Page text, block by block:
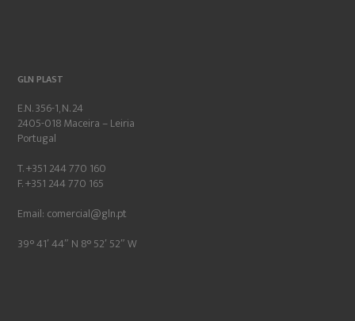
GLN PLAST
E.N. 356-1, N. 24
2405-018 Maceira – Leiria
Portugal
T. +351 244 770 160
F. +351 244 770 165
Email: comercial@gln.pt
39° 41′ 44″ N 8° 52′ 52″ W